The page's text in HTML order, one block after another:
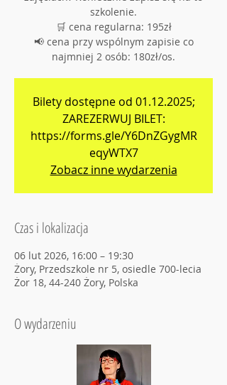
szkolenie.
🛒 cena regularna: 195zł
📢 cena przy wspólnym zapisie co
najmniej 2 osób: 180zł/os.
Bilety dostępne od 01.12.2025;
ZAREZERWUJ BILET:
https://forms.gle/Y6DnZGygMR
eqyWTX7
Zobacz inne wydarzenia
Czas i lokalizacja
06 lut 2026, 16:00 – 19:30
Żory, Przedszkole nr 5, osiedle 700-lecia
Żor 18, 44-240 Żory, Polska
O wydarzeniu